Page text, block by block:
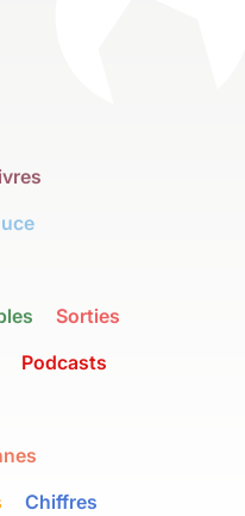
Sorties
Podcasts
Chiffres